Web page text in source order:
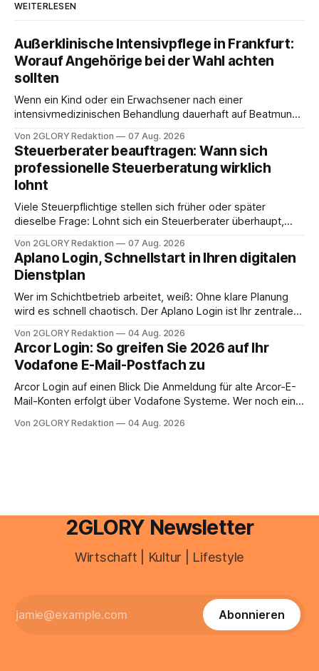
WEITERLESEN
Außerklinische Intensivpflege in Frankfurt:
Worauf Angehörige bei der Wahl achten
sollten
Wenn ein Kind oder ein Erwachsener nach einer
intensivmedizinischen Behandlung dauerhaft auf Beatmung
angewiesen ist, stellt sich für Familien eine schwierige
Frage: Muss die Versorgung dauerhaft in der Klinik bleiben –
oder ist ein Leben zu Hause möglich? Die außerklinische
Intensivpflege bietet genau diese Alternative: Sie
Von 2GLORY Redaktion 07 Aug. 2026
Steuerberater beauftragen: Wann sich
professionelle Steuerberatung wirklich
lohnt
Viele Steuerpflichtige stellen sich früher oder später
dieselbe Frage: Lohnt sich ein Steuerberater überhaupt,
erledigen? Die kurze Antwort: Bei einfachen
Einkommensverhältnissen reicht häufig eine Steuersoftware
aus – sobald jedoch mehrere Einkunftsarten
zusammentreffen oder größere finanzielle Veränderungen
anstehen, zahlt sich professionelle Unterstützung meist
Von 2GLORY Redaktion 07 Aug. 2026
Aplano Login, Schnellstart in Ihren digitalen
Dienstplan
Wer im Schichtbetrieb arbeitet, weiß: Ohne klare Planung
wird es schnell chaotisch. Der Aplano Login ist Ihr zentraler
abwesenheiten und die gesamte kommunikation rund um
Ihr personal digital zu organisieren. In diesem Leitfaden
erfahren Sie alles, was Sie für einen reibungslosen Einstieg
brauchen, von der Registrierung
Von 2GLORY Redaktion 04 Aug. 2026
Arcor Login: So greifen Sie 2026 auf Ihr
Vodafone E-Mail-Postfach zu
Arcor Login auf einen Blick Die Anmeldung für alte Arcor-E-
Mail-Konten erfolgt über Vodafone Systeme. Wer noch eine
besitzt, loggt sich heute über das Vodafone E-Mail & Cloud
Von 2GLORY Redaktion 04 Aug. 2026
2GLORY Newsletter
Wirtschaft | Kultur | Lifestyle
Abonnieren